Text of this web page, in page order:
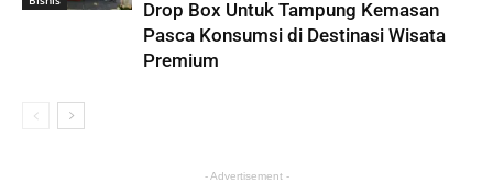
Drop Box Untuk Tampung Kemasan
Pasca Konsumsi di Destinasi Wisata
Premium
- Advertisement -